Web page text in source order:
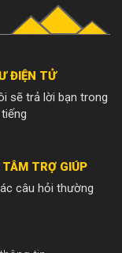
ĐIỆN TỬ
sẽ trả lời bạn trong
TRỢ GIÚP
câu hỏi thường